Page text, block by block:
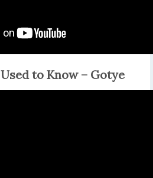
to Know – Gotye